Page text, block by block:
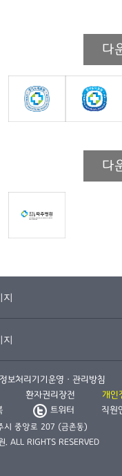
다
다
보처리기기운영ㆍ관리방침
환자권리장전
개인
트위터 직원
시 중앙로 207 (금촌동)
. ALL RIGHTS RESERVED